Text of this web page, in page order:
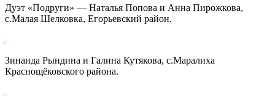
Дуэт «Подруги» — Наталья Попова и Анна Пирожкова,
с.Малая Шелковка, Егорьевский район.
Зинаида Рындина и Галина Кутякова, с.Маралиха
Краснощёковского района.